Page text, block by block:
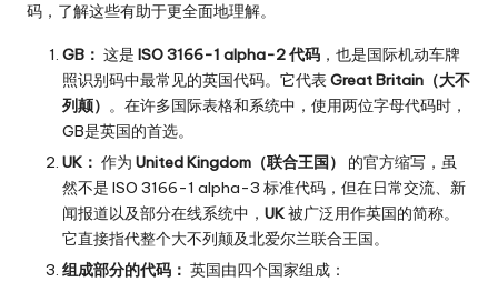
码，了解这些有助于更全面地理解。
GB： 这是 ISO 3166-1 alpha-2 代码 ，也是国际机动车牌
照识别码中最常见的英国代码。它代表 Great Britain（大不
列颠） 。在许多国际表格和系统中，使用两位字母代码时，
GB是英国的首选。
UK： 作为 United Kingdom（联合王国）
的官方缩写，虽
然不是 ISO 3166-1 alpha-3 标准代码，但在日常交流、新
闻报道以及部分在线系统中， UK被广泛用作英国的简称。
它直接指代整个大不列颠及北爱尔兰联合王国。
组成部分的代码： 英国由四个国家组成：